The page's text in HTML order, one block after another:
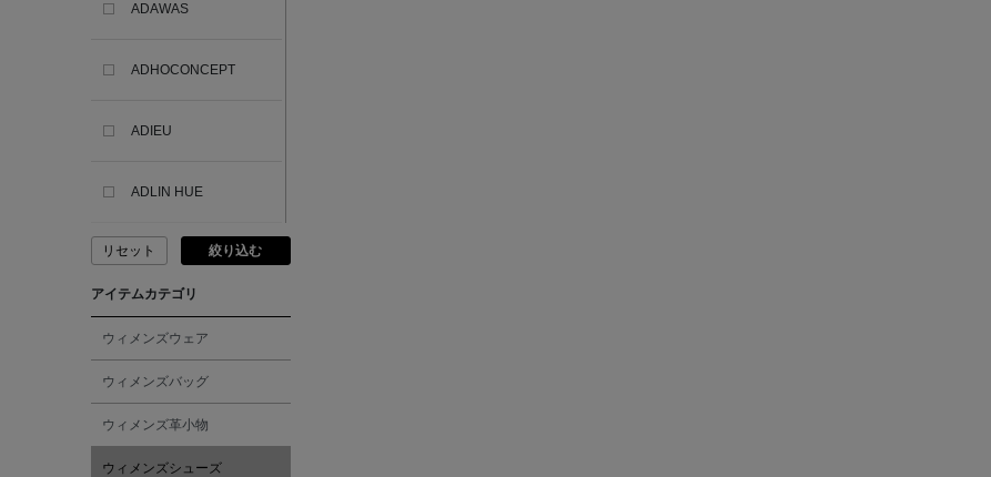
ADAWAS
ADHOCONCEPT
ADIEU
ADLIN HUE
ADVISORY BOARD
AESOP
リセット 絞り込む
アイテムカテゴリ
ウィメンズウェア
ウィメンズバッグ
ウィメンズ革小物
ウィメンズシューズ